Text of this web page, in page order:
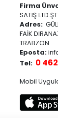
Firma
SATIŞ
Adres:
FAİK
TRABZON
Eposta:
Tel: 0
Mobil